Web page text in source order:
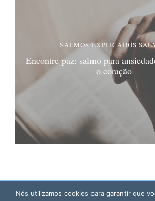
SALMOS EXPLICADOS
Encontre paz: salmo para
o coração
Nós utilizamos cookies para garantir que